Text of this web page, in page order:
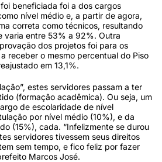
beneficiada foi a dos cargos
nível médio e, a partir de agora,
correta como técnicos, resultando
varia entre 53% a 92%. Outra
dos projetos foi para os
receber o mesmo percentual do Piso
em 13,1%.
estes servidores passam a ter
(formação acadêmica). Ou seja, um
de escolaridade de nível
por nível médio (10%), e da
(15%), cada. “Infelizmente se durou
servidores tivessem seus direitos
sem tempo, e fico feliz por fazer
Marcos José.